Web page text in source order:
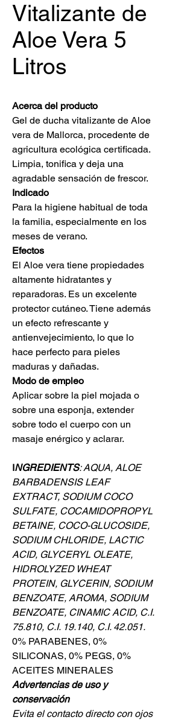
Vitalizante de
Aloe Vera 5
Litros
Acerca del producto
Gel de ducha vitalizante de Aloe
vera de Mallorca, procedente de
agricultura ecológica certificada.
Limpia, tonifica y deja una
agradable sensación de frescor.
Indicado
Para la higiene habitual de toda
la familia, especialmente en los
meses de verano.
Efectos
El Aloe vera tiene propiedades
altamente hidratantes y
reparadoras. Es un excelente
protector cutáneo. Tiene además
un efecto refrescante y
antienvejecimiento, lo que lo
hace perfecto para pieles
maduras y dañadas.
Modo de empleo
Aplicar sobre la piel mojada o
sobre una esponja, extender
sobre todo el cuerpo con un
masaje enérgico y aclarar.
INGREDIENTS: AQUA, ALOE
BARBADENSIS LEAF
EXTRACT, SODIUM COCO
SULFATE, COCAMIDOPROPYL
BETAINE, COCO-GLUCOSIDE,
SODIUM CHLORIDE, LACTIC
ACID, GLYCERYL OLEATE,
HIDROLYZED WHEAT
PROTEIN, GLYCERIN, SODIUM
BENZOATE, AROMA, SODIUM
BENZOATE, CINAMIC ACID, C.I.
75.810, C.I. 19.140, C.I. 42.051.
0% PARABENES, 0%
SILICONAS, 0% PEGS, 0%
ACEITES MINERALES
Advertencias de uso y
conservación
Evita el contacto directo con ojos